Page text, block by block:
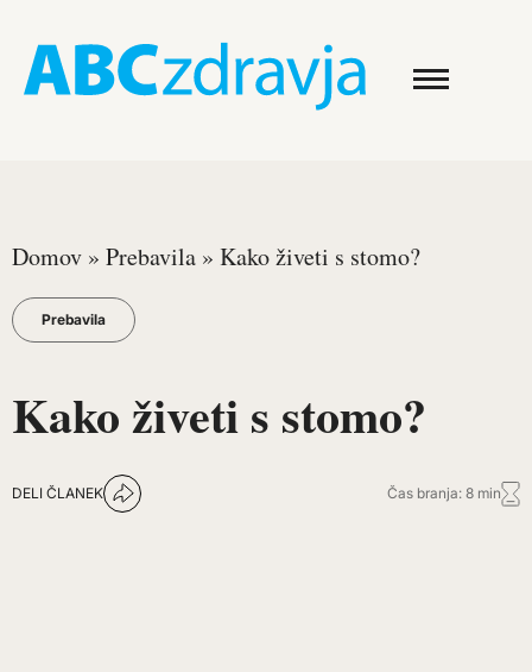
Domov » Prebavila » Kako živeti s stomo?
Prebavila
Kako živeti s stomo?
DELI ČLANEK Čas branja: 8 min